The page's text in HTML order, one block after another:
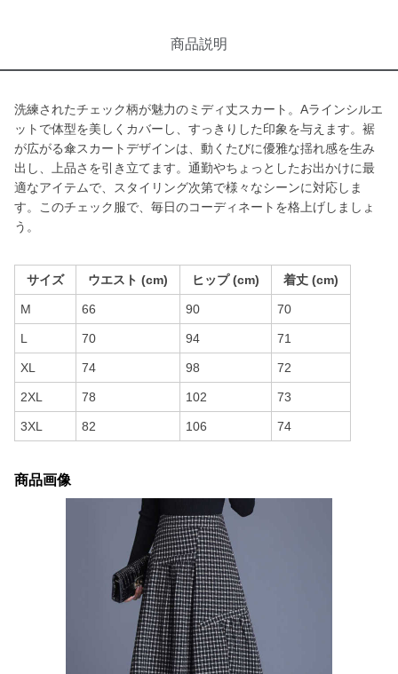
商品説明
洗練されたチェック柄が魅力のミディ丈スカート。Aラインシルエ
ットで体型を美しくカバーし、すっきりした印象を与えます。裾
が広がる傘スカートデザインは、動くたびに優雅な揺れ感を生み
出し、上品さを引き立てます。通勤やちょっとしたお出かけに最
適なアイテムで、スタイリング次第で様々なシーンに対応しま
す。このチェック服で、毎日のコーディネートを格上げしましょ
う。
サイズ ウエスト (cm) ヒップ (cm) 着丈 (cm)
M 66 90 70
L 70 94 71
XL 74 98 72
2XL 78 102 73
3XL 82 106 74
商品画像